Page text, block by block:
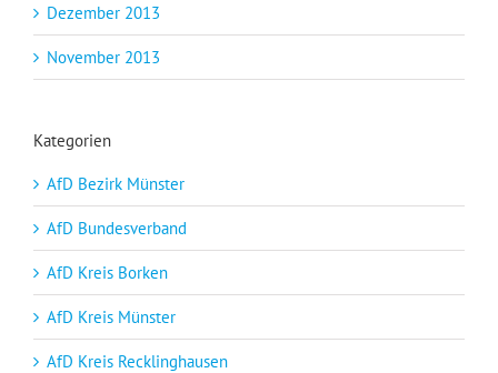
Dezember 2013
November 2013
Kategorien
AfD Bezirk Münster
AfD Bundesverband
AfD Kreis Borken
AfD Kreis Münster
AfD Kreis Recklinghausen